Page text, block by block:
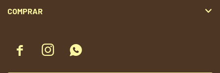
  
COMPRAR